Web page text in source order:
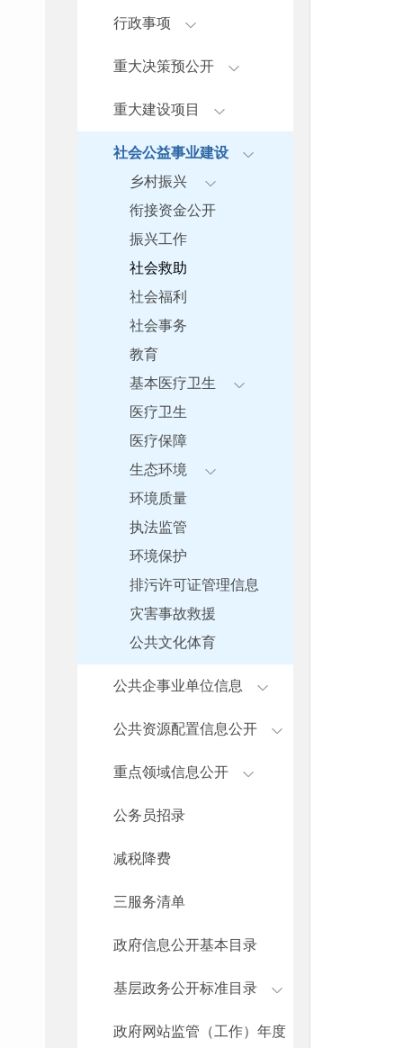
行政事项
重大决策预公开
重大建设项目
社会公益事业建设
乡村振兴
衔接资金公开
振兴工作
社会救助
社会福利
社会事务
教育
基本医疗卫生
医疗卫生
医疗保障
生态环境
环境质量
执法监管
环境保护
排污许可证管理信息
灾害事故救援
公共文化体育
公共企事业单位信息
公共资源配置信息公开
重点领域信息公开
公务员招录
减税降费
三服务清单
政府信息公开基本目录
基层政务公开标准目录
政府网站监管（工作）年度